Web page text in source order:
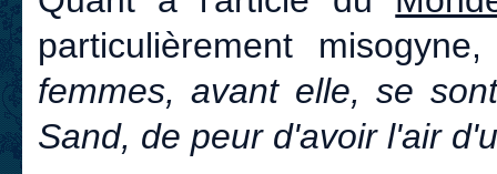
particulièrement
femmes, avant elle, se
Sand, de peur d'avoir l'air